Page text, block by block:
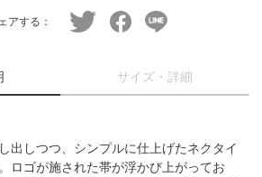
アする： twitter facebookline
サイズ・詳細
出しつつ、シンプルに仕上げたネクタイ
ロゴが施された帯が浮かび上がってお